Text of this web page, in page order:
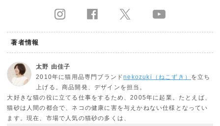
著者情報
太野 由佳子
2010年に猫用品専門ブランドnekozuki（ねこずき） を立ち
上げる。商品開発、デザインを担当。
大好きな猫の役に立てる仕事をするため、2005年に起業。たとえば、
猫砂は人間の都合で、ネコの健康に害を与えかねない仕様となってい
ます。現在、市場で人気の猫砂の多くは、